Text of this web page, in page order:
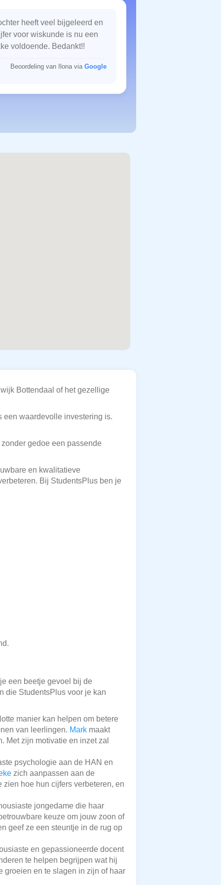
heeft veel bijgeleerd en
voor wiskunde is nu een
voldoende. Bedankt!!
Beoordeling van Ilona via Google
Bottendaal of het gezellige
een waardevolle investering is.
gedoe een passende
en kwalitatieve
Bij StudentsPlus ben je
een beetje gevoel bij de
die StudentsPlus voor je kan
manier kan helpen om betere
van leerlingen. Mark maakt
Met zijn motivatie en inzet zal
psychologie aan de HAN en
zich aanpassen aan de
hoe hun cijfers verbeteren, en
jongedame die haar
keuze om jouw zoon of
geef ze een steuntje in de rug op
en gepassioneerde docent
te helpen begrijpen wat hij
groeien en te slagen in zijn of haar